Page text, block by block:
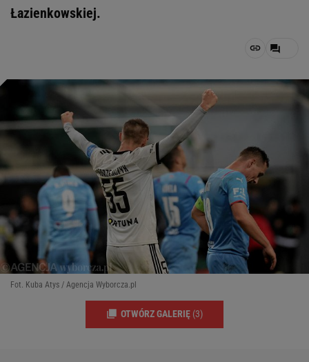
Łazienkowskiej.
Fot. Kuba Atys / Agencja Wyborcza.pl
OTWÓRZ GALERIĘ (3)